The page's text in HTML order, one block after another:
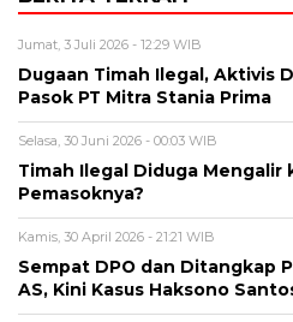
Jumat, 3 Juli 2026 - 12:29 WIB
Dugaan Timah Ilegal, Aktivis
Pasok PT Mitra Stania Prima
Selasa, 30 Juni 2026 - 00:03 WIB
Timah Ilegal Diduga Mengalir
Pemasoknya?
Kamis, 30 April 2026 - 21:21 WIB
Sempat DPO dan Ditangkap
AS, Kini Kasus Haksono